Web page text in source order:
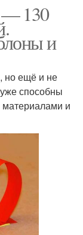
— 130
и
но ещё и не
способны
материалами и